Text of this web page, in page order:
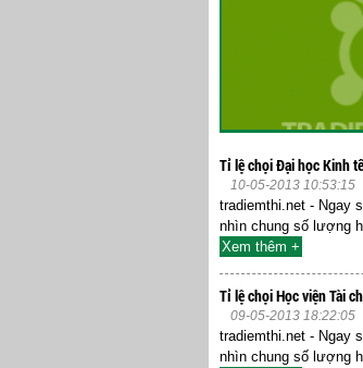
Tỉ lệ chọi Đại học Kinh
10-05-2013 10:53:15
tradiemthi.net - Ngay
nhìn chung số lượng
Xem thêm +
Tỉ lệ chọi Học viện Tài
09-05-2013 18:22:05
tradiemthi.net - Ngay
nhìn chung số lượng